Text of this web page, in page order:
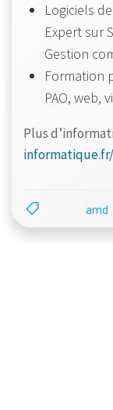
Logiciels
Expert sur
Gestion
Formation
PAO, web,
Plus
amd